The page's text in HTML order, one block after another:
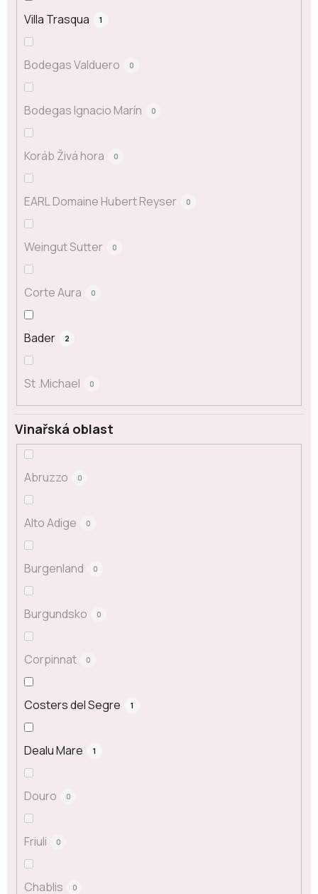
Villa Trasqua 1
Bodegas Valduero 0
Bodegas Ignacio Marín 0
Koráb Živá hora 0
EARL Domaine Hubert Reyser 0
Weingut Sutter 0
Corte Aura 0
Bader 2
St .Michael 0
Vinařská oblast
Abruzzo 0
Alto Adige 0
Burgenland 0
Burgundsko 0
Corpinnat 0
Costers del Segre 1
Dealu Mare 1
Douro 0
Friuli 0
Chablis 0